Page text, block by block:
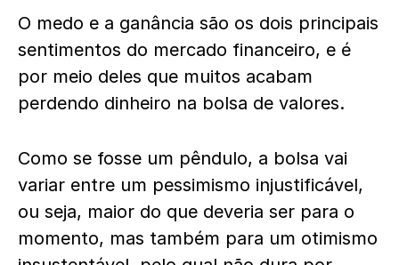
O medo e a ganância são os dois principais
sentimentos do mercado financeiro, e é
por meio deles que muitos acabam
perdendo dinheiro na bolsa de valores.
Como se fosse um pêndulo, a bolsa vai
variar entre um pessimismo injustificável,
ou seja, maior do que deveria ser para o
momento, mas também para um otimismo